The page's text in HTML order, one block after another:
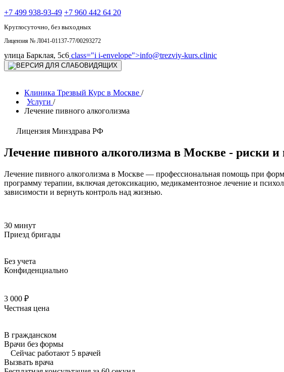
+7 499 938-93-49 +7 960 442 64 20
Круглосуточно, без выходных
Лицензия № Л041-01137-77/00293272
улица Барклая, 5с6 class="i i-envelope">info@trezviy-kurs.clinic
Клиника Трезвый Курс в Москве /
Услуги /
Лечение пивного алкоголизма
Лицензия Минздрава РФ
Лечение пивного алкоголизма в Москве - риски и
Лечение пивного алкоголизма в Москве — профессиональная помощь при
программу терапии, включая детоксикацию, медикаментозное лечение и
зависимости и вернуть контроль над жизнью.
30 минут
Приезд бригады
Без учета
Конфиденциально
3 000 ₽
Честная цена
В гражданском
Врачи без формы
Сейчас работают 5 врачей
Вызвать врача